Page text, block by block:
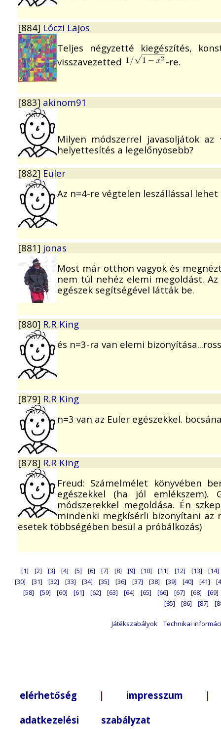
[884] Lóczi Lajos
Teljes négyzetté kiegészítés,
visszavezetted
-re.
[883] akinom91
Milyen módszerrel javasoljátok az
helyettesítés a legelőnyösebb?
[882] Euler
Az n=4-re végtelen leszállással
[881] jonas
Most már otthon vagyok és
nem túl nehéz elemi megoldást. Az
egészek segítségével látták be.
[880] R.R King
és n=3-ra van elemi
[879] R.R King
n=3 van az Euler egészekkel.
[878] R.R King
Freud: Számelmélet könyvében
egészekkel (ha jól
módszerekkel megoldása. Én
mindenki megkísérli bizonyítani az
esetek többségében besül a próbálkozás)
[1] [2] [3] [4] [5] [6] [7] [8] [9] [10] [11] [12] [13]
[14]
[30]
[31] [32] [33] [34] [35] [36] [37] [38] [39] [40] [41]
[58]
[59] [60] [61] [62] [63] [64] [65] [66] [67] [68]
[69]
[85]
[86] [87]
Játékszabályok Technikai
elérhetőség | impresszum |
adatkezelési szabályzat